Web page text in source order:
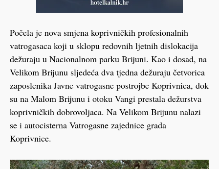
Počela je nova smjena koprivničkih profesionalnih
vatrogasaca koji u sklopu redovnih ljetnih dislokacija
dežuraju u Nacionalnom parku Brijuni. Kao i dosad, na
Velikom Brijunu sljedeća dva tjedna dežuraju četvorica
zaposlenika Javne vatrogasne postrojbe Koprivnica, dok
su na Malom Brijunu i otoku Vangi prestala dežurstva
koprivničkih dobrovoljaca. Na Velikom Brijunu nalazi
se i autocisterna Vatrogasne zajednice grada
Koprivnice.